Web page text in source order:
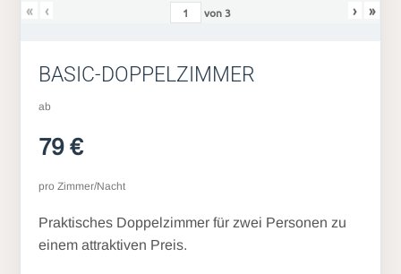
« ‹ von3 › »
BASIC-DOPPELZIMMER
ab
79 €
pro Zimmer/Nacht
Praktisches Doppelzimmer für zwei Personen zu
einem attraktiven Preis.